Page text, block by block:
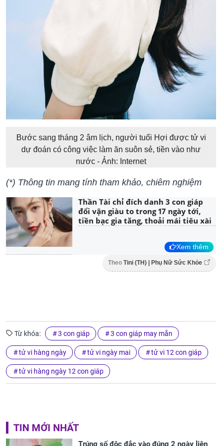
Bước sang tháng 2 âm lịch, người tuổi Hợi được tử vi
dự đoán có công việc làm ăn suôn sẻ, tiền vào như
nước - Ảnh: Internet
(*) Thông tin mang tính tham khảo, chiêm nghiệm
Thần Tài chỉ đích danh 3 con giáp
đổi vận giàu to trong 17 ngày tới,
tiền bạc gia tăng, thoải mái tiêu xài
Xem thêm
Theo Tini (TH) | Phụ Nữ Sức Khỏe
Từ khóa: 3 con giáp 3 con giáp may mắn
tử vi hàng ngày tử vi ngày mai tử vi 12 con giáp
tử vi hàng ngày 12 con giáp
TIN MỚI NHẤT
Trúng số độc đắc vào đúng 2 ngày liên